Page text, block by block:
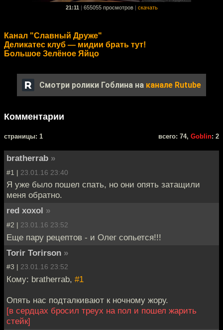
21:11 655055 просмотров скачать
Канал "Славный Друже"
Деликатес клуб — мидии брать тут!
Большое Зелёное Яйцо
Смотри ролики Гоблина на канале Rutube
Комментарии
cтраницы: 1 всего: 74, Goblin: 2
bratherrab »
#1 | 23.01.16 23:40
Я уже было пошел спать, но они опять затащили
меня обратно.
red xoxol »
#2 | 23.01.16 23:52
Еще пару рецептов - и Олег сопьется!!!
Torir Torirson »
#3 | 23.01.16 23:52
Кому: bratherrab, #1
Опять нас подталкивают к ночному жору.
[в сердцах бросил треух на пол и пошел жарить
стейк]